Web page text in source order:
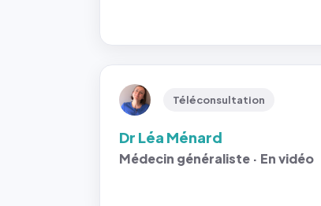
Téléconsultation
Dr Léa Ménard
Médecin généraliste · En vidéo